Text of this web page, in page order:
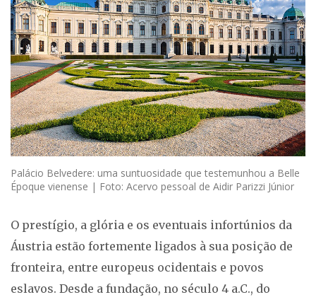
Palácio Belvedere: uma suntuosidade que testemunhou a Belle
Époque vienense | Foto: Acervo pessoal de Aidir Parizzi Júnior
O prestígio, a glória e os eventuais infortúnios da
Áustria estão fortemente ligados à sua posição de
fronteira, entre europeus ocidentais e povos
eslavos. Desde a fundação, no século 4 a.C., do